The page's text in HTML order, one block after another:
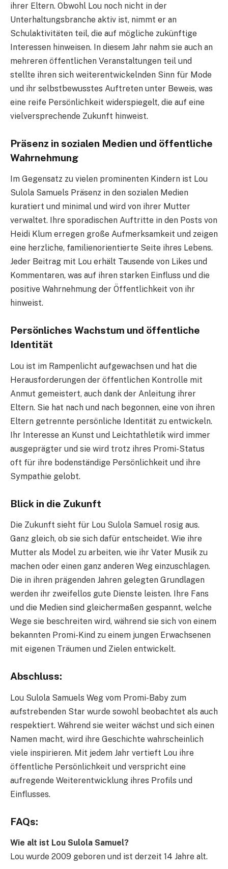
ihrer Eltern. Obwohl Lou noch nicht in der
Unterhaltungsbranche aktiv ist, nimmt er an
Schulaktivitäten teil, die auf mögliche zukünftige
Interessen hinweisen. In diesem Jahr nahm sie auch an
mehreren öffentlichen Veranstaltungen teil und
stellte ihren sich weiterentwickelnden Sinn für Mode
und ihr selbstbewusstes Auftreten unter Beweis, was
eine reife Persönlichkeit widerspiegelt, die auf eine
vielversprechende Zukunft hinweist.
Präsenz in sozialen Medien und öffentliche
Wahrnehmung
Im Gegensatz zu vielen prominenten Kindern ist Lou
Sulola Samuels Präsenz in den sozialen Medien
kuratiert und minimal und wird von ihrer Mutter
verwaltet. Ihre sporadischen Auftritte in den Posts von
Heidi Klum erregen große Aufmerksamkeit und zeigen
eine herzliche, familienorientierte Seite ihres Lebens.
Jeder Beitrag mit Lou erhält Tausende von Likes und
Kommentaren, was auf ihren starken Einfluss und die
positive Wahrnehmung der Öffentlichkeit von ihr
hinweist.
Persönliches Wachstum und öffentliche
Identität
Lou ist im Rampenlicht aufgewachsen und hat die
Herausforderungen der öffentlichen Kontrolle mit
Anmut gemeistert, auch dank der Anleitung ihrer
Eltern. Sie hat nach und nach begonnen, eine von ihren
Eltern getrennte persönliche Identität zu entwickeln.
Ihr Interesse an Kunst und Leichtathletik wird immer
ausgeprägter und sie wird trotz ihres Promi-Status
oft für ihre bodenständige Persönlichkeit und ihre
Sympathie gelobt.
Blick in die Zukunft
Die Zukunft sieht für Lou Sulola Samuel rosig aus.
Ganz gleich, ob sie sich dafür entscheidet. Wie ihre
Mutter als Model zu arbeiten, wie ihr Vater Musik zu
machen oder einen ganz anderen Weg einzuschlagen.
Die in ihren prägenden Jahren gelegten Grundlagen
werden ihr zweifellos gute Dienste leisten. Ihre Fans
und die Medien sind gleichermaßen gespannt, welche
Wege sie beschreiten wird, während sie sich von einem
bekannten Promi-Kind zu einem jungen Erwachsenen
mit eigenen Träumen und Zielen entwickelt.
Abschluss:
Lou Sulola Samuels Weg vom Promi-Baby zum
aufstrebenden Star wurde sowohl beobachtet als auch
respektiert. Während sie weiter wächst und sich einen
Namen macht, wird ihre Geschichte wahrscheinlich
viele inspirieren. Mit jedem Jahr vertieft Lou ihre
öffentliche Persönlichkeit und verspricht eine
aufregende Weiterentwicklung ihres Profils und
Einflusses.
FAQs:
Wie alt ist Lou Sulola Samuel?
Lou wurde 2009 geboren und ist derzeit 14 Jahre alt.